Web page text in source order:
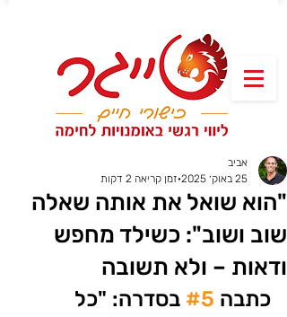
"הוא שואל את אותה שאלה
שוב ושוב": כשילד מחפש
ודאות – ולא תשובה
אביב
25 באוק׳ 2025
זמן קריאה 2 דקות
כתבה #5 בסדרה: "כל